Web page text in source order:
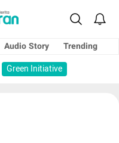
Audio Story
Trending
Green Initiative